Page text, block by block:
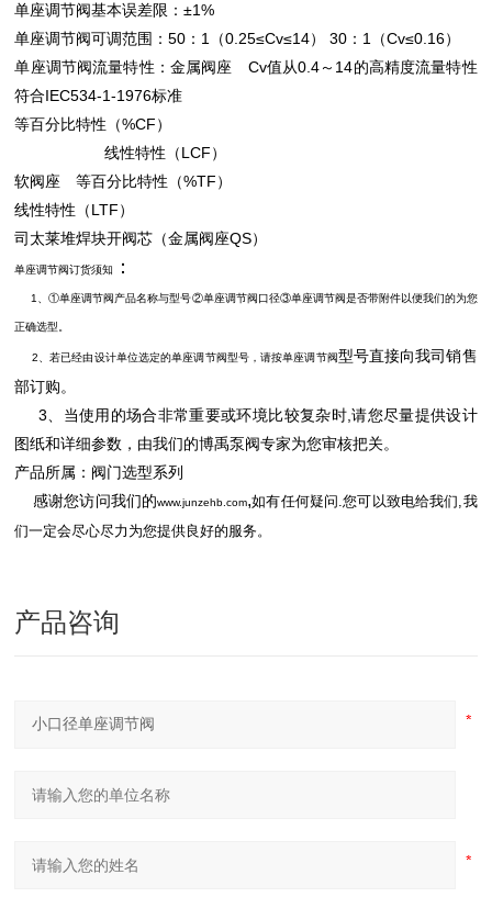
单座调节阀基本误差限：±1%
单座调节阀可调范围：50：1（0.25≤Cv≤14） 30：1（Cv≤0.16）
单座调节阀流量特性：金属阀座 Cv值从0.4～14的高精度流量特性
符合IEC534-1-1976标准
等百分比特性（%CF）
线性特性（LCF）
软阀座 等百分比特性（%TF）
线性特性（LTF）
司太莱堆焊块开阀芯（金属阀座QS）
单座调节阀订货须知 ：
1、①单座调节阀产品名称与型号②单座调节阀口径③单座调节阀是否带附件以便我们的为您
正确选型。
2、若已经由设计单位选定的单座调节阀型号，请按单座调节阀型号直接向我司销售
部订购。
3、当使用的场合非常重要或环境比较复杂时,请您尽量提供设计
图纸和详细参数，由我们的博禹泵阀专家为您审核把关。
产品所属： 阀门选型系列
感谢您访问我们的www.junzehb.com,如有任何疑问.您可以致电给我们,我
们一定会尽心尽力为您提供良好的服务。
产品咨询